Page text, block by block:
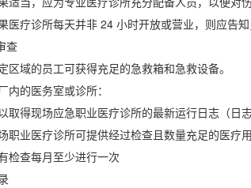
疗诊所每天并非 24 小时开放或营业，则应告知
域的员工可获得充足的急救箱和急救设备。
的医务室或诊所：
现场应急职业医疗诊所的最新运行日志（日志
医疗诊所可提供经过检查且数量充足的医疗用
查每月至少进行一次